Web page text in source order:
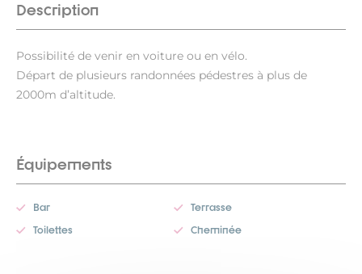
Description
Possibilité de venir en voiture ou en vélo.
Départ de plusieurs randonnées pédestres à plus de
2000m d’altitude.
Équipements
Bar
Terrasse
Toilettes
Cheminée